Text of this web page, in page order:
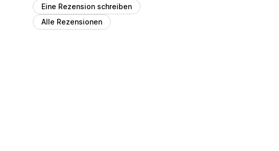
Eine Rezension schreiben
Alle Rezensionen